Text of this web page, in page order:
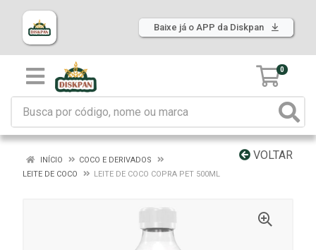
Baixe já o APP da Diskpan
0
VOLTAR
INÍCIO
COCO E DERIVADOS
LEITE DE COCO
LEITE DE COCO COPRA PET 500ML